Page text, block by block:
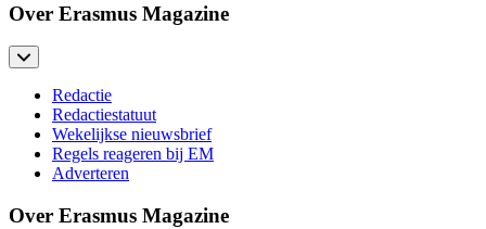
Over Erasmus Magazine
Redactie
Redactiestatuut
Wekelijkse nieuwsbrief
Regels reageren bij EM
Adverteren
Over Erasmus Magazine